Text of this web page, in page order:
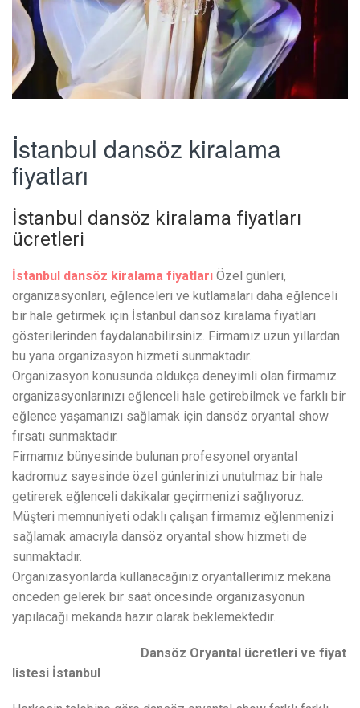
İstanbul dansöz kiralama
fiyatları
İstanbul dansöz kiralama fiyatları
ücretleri
İstanbul dansöz kiralama fiyatları Özel günleri,
organizasyonları, eğlenceleri ve kutlamaları daha eğlenceli
bir hale getirmek için İstanbul dansöz kiralama fiyatları
gösterilerinden faydalanabilirsiniz. Firmamız uzun yıllardan
bu yana organizasyon hizmeti sunmaktadır.
Organizasyon konusunda oldukça deneyimli olan firmamız
organizasyonlarınızı eğlenceli hale getirebilmek ve farklı bir
eğlence yaşamanızı sağlamak için dansöz oryantal show
fırsatı sunmaktadır.
Firmamız bünyesinde bulunan profesyonel oryantal
kadromuz sayesinde özel günlerinizi unutulmaz bir hale
getirerek eğlenceli dakikalar geçirmenizi sağlıyoruz.
Müşteri memnuniyeti odaklı çalışan firmamız eğlenmenizi
sağlamak amacıyla dansöz oryantal show hizmeti de
sunmaktadır.
Organizasyonlarda kullanacağınız oryantallerimiz mekana
önceden gelerek bir saat öncesinde organizasyonun
yapılacağı mekanda hazır olarak beklemektedir.
Dansöz Oryantal ücretleri ve fiyat
listesi İstanbul